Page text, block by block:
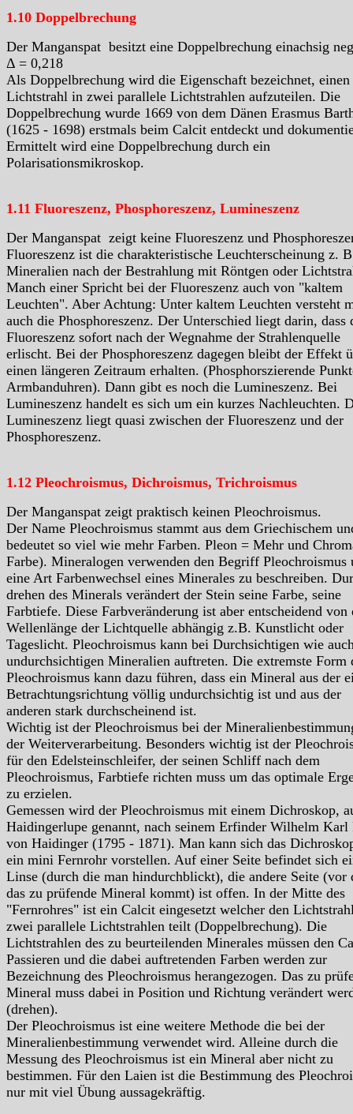
1.10 Doppelbrechung
Der Manganspat besitzt eine Doppelbrechung einachsig
Δ = 0,218
Als Doppelbrechung wird die Eigenschaft bezeichnet, einen
Lichtstrahl in zwei parallele Lichtstrahlen aufzuteilen. Die
Doppelbrechung wurde 1669 von dem Dänen Erasmus
(1625 - 1698) erstmals beim Calcit entdeckt und
Ermittelt wird eine Doppelbrechung durch ein
Polarisationsmikroskop.
1.11 Fluoreszenz, Phosphoreszenz, Lumineszenz
Der Manganspat zeigt keine Fluoreszenz und
Fluoreszenz ist die charakteristische Leuchterscheinung z.
Mineralien nach der Bestrahlung mit Röntgen oder
Manch einer Spricht bei der Fluoreszenz auch von "kaltem
Leuchten". Aber Achtung: Unter kaltem Leuchten versteht
auch die Phosphoreszenz. Der Unterschied liegt darin, dass
Fluoreszenz sofort nach der Wegnahme der Strahlenquelle
erlischt. Bei der Phosphoreszenz dagegen bleibt der Effekt
einen längeren Zeitraum erhalten. (Phosphorszierende
Armbanduhren). Dann gibt es noch die Lumineszenz. Bei
Lumineszenz handelt es sich um ein kurzes Nachleuchten.
Lumineszenz liegt quasi zwischen der Fluoreszenz und der
Phosphoreszenz.
1.12 Pleochroismus, Dichroismus, Trichroismus
Der Manganspat zeigt praktisch keinen Pleochroismus.
Der Name Pleochroismus stammt aus dem Griechischem
bedeutet so viel wie mehr Farben. Pleon = Mehr und
Farbe). Mineralogen verwenden den Begriff Pleochroismus
eine Art Farbenwechsel eines Minerales zu beschreiben.
drehen des Minerals verändert der Stein seine Farbe, seine
Farbtiefe. Diese Farbveränderung ist aber entscheidend von
Wellenlänge der Lichtquelle abhängig z.B. Kunstlicht oder
Tageslicht. Pleochroismus kann bei Durchsichtigen wie
undurchsichtigen Mineralien auftreten. Die extremste Form
Pleochroismus kann dazu führen, dass ein Mineral aus der
Betrachtungsrichtung völlig undurchsichtig ist und aus der
anderen stark durchscheinend ist.
Wichtig ist der Pleochroismus bei der
der Weiterverarbeitung. Besonders wichtig ist der
für den Edelsteinschleifer, der seinen Schliff nach dem
Pleochroismus, Farbtiefe richten muss um das optimale
zu erzielen.
Gemessen wird der Pleochroismus mit einem Dichroskop,
Haidingerlupe genannt, nach seinem Erfinder Wilhelm Karl
von Haidinger (1795 - 1871). Man kann sich das
ein mini Fernrohr vorstellen. Auf einer Seite befindet sich
Linse (durch die man hindurchblickt), die andere Seite (vor
das zu prüfende Mineral kommt) ist offen. In der Mitte des
"Fernrohres" ist ein Calcit eingesetzt welcher den
zwei parallele Lichtstrahlen teilt (Doppelbrechung). Die
Lichtstrahlen des zu beurteilenden Minerales müssen den
Passieren und die dabei auftretenden Farben werden zur
Bezeichnung des Pleochroismus herangezogen. Das zu
Mineral muss dabei in Position und Richtung verändert
(drehen).
Der Pleochroismus ist eine weitere Methode die bei der
Mineralienbestimmung verwendet wird. Alleine durch die
Messung des Pleochroismus ist ein Mineral aber nicht zu
bestimmen. Für den Laien ist die Bestimmung des
nur mit viel Übung aussagekräftig.